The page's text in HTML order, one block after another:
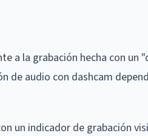
a la grabación hecha con un
de audio con dashcam
un indicador de grabación